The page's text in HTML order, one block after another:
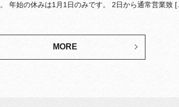
年始の休みは1月1日のみです。 2日から通常営業致
MORE